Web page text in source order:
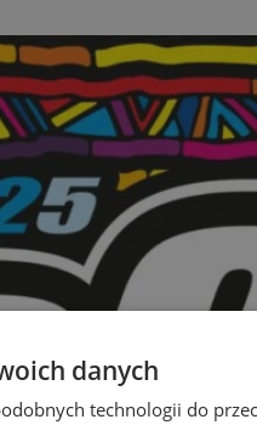
danych
technologii do